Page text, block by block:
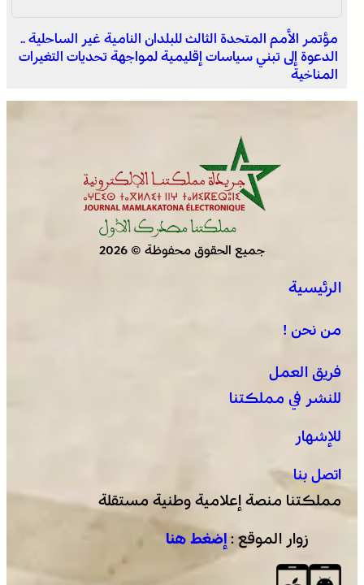
المختبر الوطني للشرطة العلمية والتقنية التابع للمديرية
عمان .. الاجتماع الوزاري لدعم القدس وأماكنها المقدسة
يؤكد على أهمية دور لجنة القدس بقيادة جلالة الملك
مؤتمر الأمم المتحدة الثالث للبلدان النامية غير الساحلية ..
الدعوة إلى تبني سياسات إقليمية لمواجهة تحديات التغيرات
المناخية
جميع الحقوق محفوظة © 2026
الرئيسية
من نحن !
فريق العمل
للنشر في مملكتنا
للإشهار
اتصل بنا
مملكتنا منصة إعلامية وطنية مستقلة
زوار الموقع : إضغط هنا